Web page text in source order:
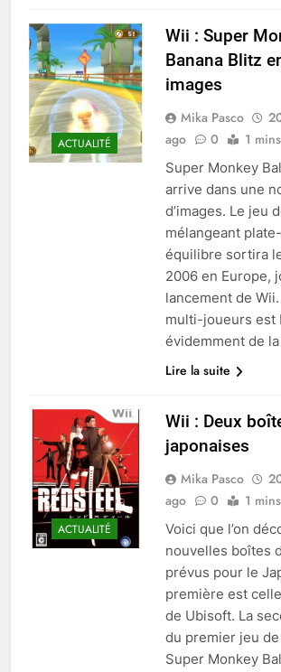
ACTUALITÉ
Wii : Super
Banana Blitz
images
Mika Pasco
ago
0 1 mins
Super Monkey
arrive dans une
d’images. Le jeu
mélangeant
équilibre sortira
2006 en Europe,
lancement de
multi-joueurs est
évidemment de
Lire la suite
ACTUALITÉ
Wii : Deux
japonaises
Mika Pasco
ago
0 1 mins
Voici que l’on
nouvelles boîtes
prévus pour le
première est
de Ubisoft. La
du premier jeu
Super Monkey